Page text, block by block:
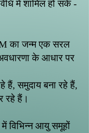
में शामिल हो सकें -
का जन्म एक सरल
के आधार पर
हैं, समुदाय बना रहे हैं,
रहे हैं।
विभिन्न आयु समूहों